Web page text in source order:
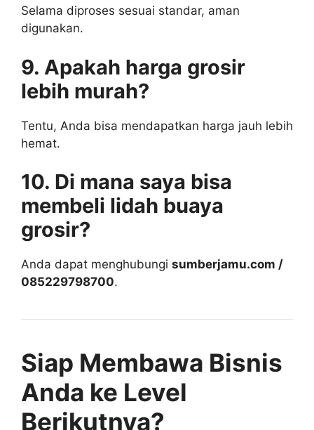
Selama diproses sesuai standar, aman
digunakan.
9. Apakah harga grosir
lebih murah?
Tentu, Anda bisa mendapatkan harga jauh lebih
hemat.
10. Di mana saya bisa
membeli lidah buaya
grosir?
Anda dapat menghubungi sumberjamu.com /
085229798700.
Siap Membawa Bisnis
Anda ke Level
Berikutnya?